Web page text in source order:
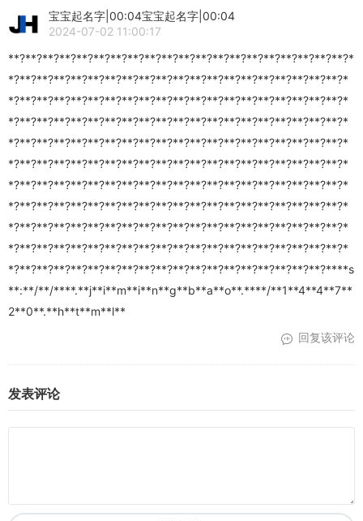
宝宝起名字|00:04宝宝起名字|00:04
2024-07-02 11:00:17
**?**?**?**?**?**?**?**?**?**?**?**?**?**?**?**?**?**?**?**?*
*?**?**?**?**?**?**?**?**?**?**?**?**?**?**?**?**?**?**?**?*
*?**?**?**?**?**?**?**?**?**?**?**?**?**?**?**?**?**?**?**?*
*?**?**?**?**?**?**?**?**?**?**?**?**?**?**?**?**?**?**?**?*
*?**?**?**?**?**?**?**?**?**?**?**?**?**?**?**?**?**?**?**?*
*?**?**?**?**?**?**?**?**?**?**?**?**?**?**?**?**?**?**?**?*
*?**?**?**?**?**?**?**?**?**?**?**?**?**?**?**?**?**?**?**?*
*?**?**?**?**?**?**?**?**?**?**?**?**?**?**?**?**?**?**?**?*
*?**?**?**?**?**?**?**?**?**?**?**?**?**?**?**?**?**?**?**?*
*?**?**?**?**?**?**?**?**?**?**?**?**?**?**?**?**?**?**?**?*
*?**?**?**?**?**?**?**?**?**?**?**?**?**?**?**?**?**?**?****s
**:**/**/****.**j**i**m**i**n**g**b**a**o**.****/**1**4**4**7**
2**0**.**h**t**m**l**
回复该评论
发表评论